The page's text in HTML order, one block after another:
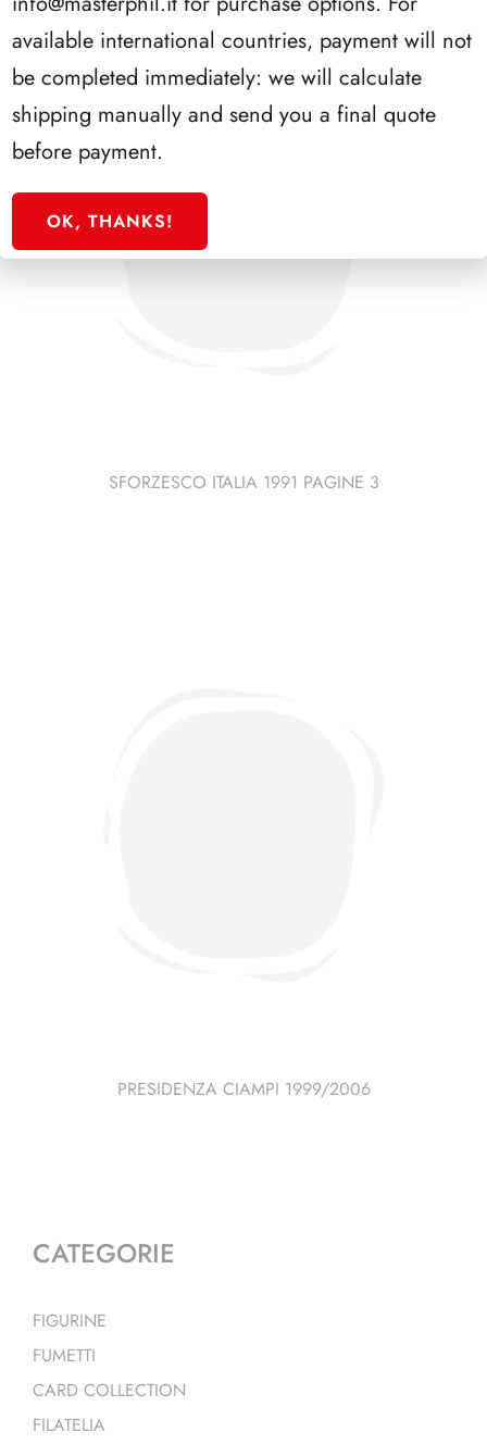
SFORZESCO ITALIA 1991 PAGINE 3
PRESIDENZA CIAMPI 1999/2006
CATEGORIE
FIGURINE
FUMETTI
CARD COLLECTION
FILATELIA
available international countries, payment will not
be completed immediately: we will calculate
shipping manually and send you a final quote
before payment.
OK, THANKS!